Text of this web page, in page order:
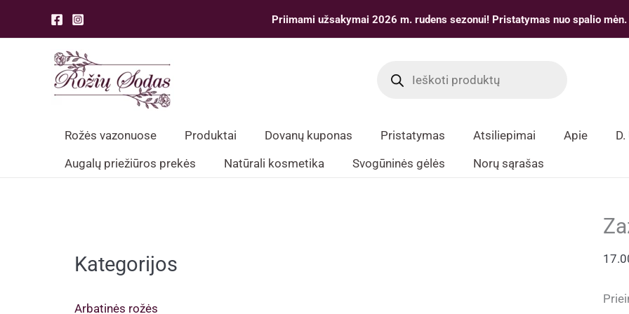
Priimami užsakymai 2026 m. rudens sezonui! Pristatymas nuo spalio mėn.
search
Rožės vazonuose Produktai Dovanų kuponas Pristatymas Atsiliepimai Apie D.
Augalų priežiūros prekės
Natūrali kosmetika Svogūninės gėlės Norų sąrašas
Kategorijos
Arbatinės rožės